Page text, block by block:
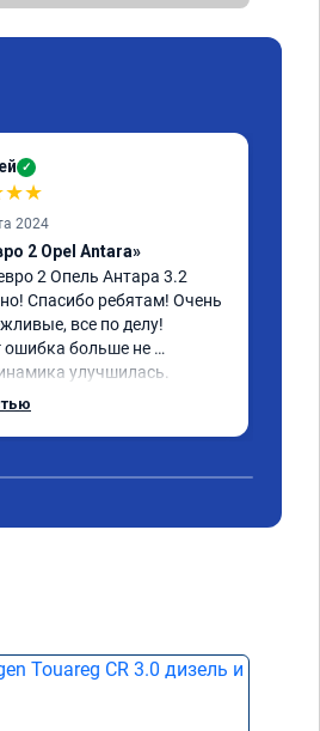
✓
★★
2024
2 Opel Antara»
2 Опель Антара 3.2
Спасибо ребятам! Очень
все по делу!
ошибка больше не
улучшилась.
сервис. Ещё раз